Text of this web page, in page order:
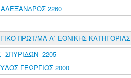
ΑΛΕΞΑΝΔΡΟΣ 2260
ΠΡΩΤ/ΜΑ Α΄ ΕΘΝΙΚΗΣ ΚΑΤΗΓΟΡΙΑΣ
ΣΠΥΡΙΔΩΝ 2205
ΓΕΩΡΓΙΟΣ 2000